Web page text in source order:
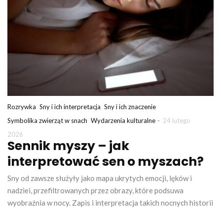
Rozrywka Sny i ich interpretacja Sny i ich znaczenie
Symbolika zwierząt w snach Wydarzenia kulturalne - 24 lutego
2026
Sennik myszy – jak
interpretować sen o myszach?
Sny od zawsze służyły jako mapa ukrytych emocji, lęków i
nadziei, przefiltrowanych przez obrazy, które podsuwa
wyobraźnia w nocy. Zapis i interpretacja takich nocnych historii